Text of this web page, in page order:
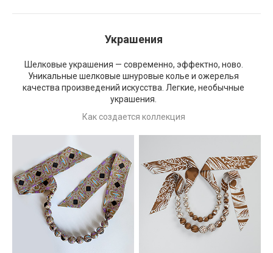
Украшения
Шелковые украшения — современно, эффектно, ново.
Уникальные шелковые шнуровые колье и ожерелья
качества произведений искусства. Легкие, необычные
украшения.
Как создается коллекция